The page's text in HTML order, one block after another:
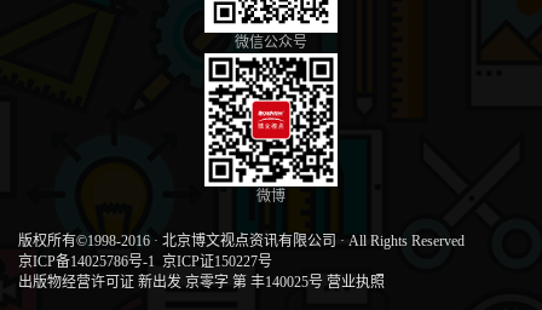
7.3.2 设置地图筛选器 / 200
7.3.3 制作VIZ in Tooltip / 202
7.4.1 创建产品订单数量趋势图（B1） / 204
7.4.2 创建产品销售数量散点图（B2） / 205
7.5.1 创建统计排名（C1） / 209
7.5.2 控制排序内容 / 210
7.5.4 计算客户渗透率 / 213
7.6 销售业绩分析 / 218
7.6.1 运用数据混合模式 / 218
微信公众号
微博
版权所有©1998-2016 · 北京博文视点资讯有限公司 · All Rights Reserved
京ICP备14025786号-1 京ICP证150227号
出版物经营许可证 新出发 京零字 第 丰140025号 营业执照